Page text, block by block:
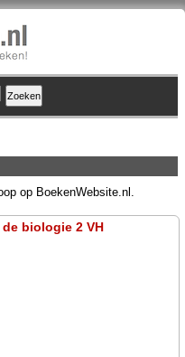
op BoekenWebsite.nl.
biologie 2 VH